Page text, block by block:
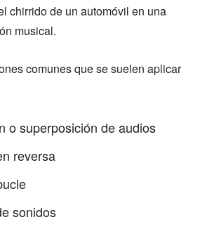
chirrido de un automóvil en una
musical.
comunes que se suelen aplicar
o superposición de audios
reversa
sonidos